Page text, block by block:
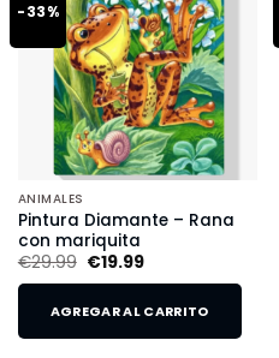
-33%
ANIMALES
Pintura Diamante – Rana
con mariquita
€29.99 €19.99
AGREGAR AL CARRITO